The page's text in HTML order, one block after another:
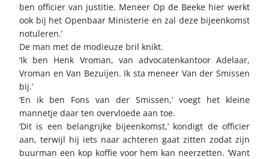
ben officier van justitie. Meneer Op de Beeke hier werkt
ook bij het Openbaar Ministerie en zal deze bijeenkomst
notuleren.’
De man met de modieuze bril knikt.
‘Ik ben Henk Vroman, van advocatenkantoor Adelaar,
Vroman en Van Bezuijen. Ik sta meneer Van der Smissen
bij.’
‘En ik ben Fons van der Smissen,’ voegt het kleine
mannetje daar ten overvloede aan toe.
‘Dit is een belangrijke bijeenkomst,’ kondigt de officier
aan, terwijl hij iets naar achteren gaat zitten zodat zijn
buurman een kop koffie voor hem kan neerzetten. ‘Want